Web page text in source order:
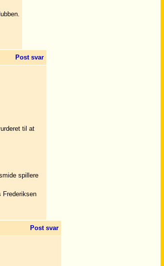
Post svar
til at
spillere
Frederiksen
Post svar